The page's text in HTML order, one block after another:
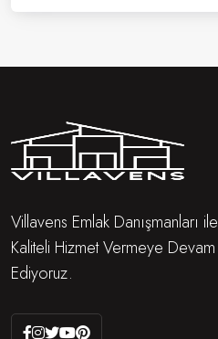
Villavens Emlak Danışmanları ile
Kaliteli Hizmet Vermeye Devam
Ediyoruz.